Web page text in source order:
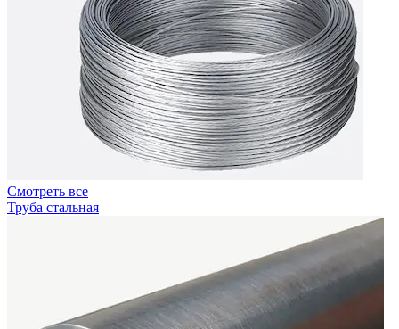
Смотреть все
Труба стальная